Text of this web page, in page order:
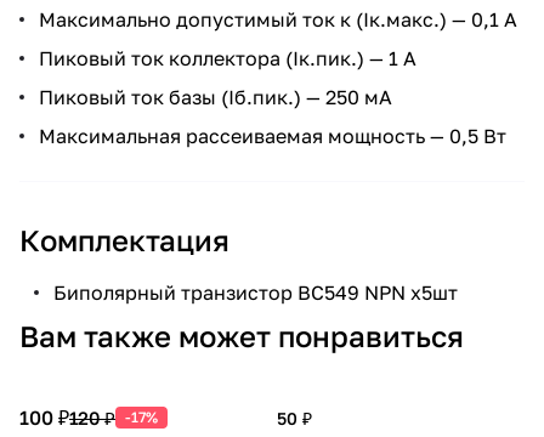
Максимально допустимый ток к (Ік.макс.) — 0,1 А
Пиковый ток коллектора (Ік.пик.) — 1 A
Пиковый ток базы (Іб.пик.) — 250 мА
Максимальная рассеиваемая мощность — 0,5 Вт
Комплектация
Биполярный транзистор BC549 NPN х5шт
Вам также может понравиться
100 ₽120 ₽ -17% 50 ₽